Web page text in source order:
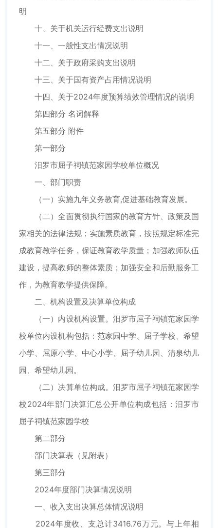
明
十、关于机关运行经费支出说明
十一、一般性支出情况说明
十二、关于政府采购支出说明
十三、关于国有资产占用情况说明
十四、关于2024年度预算绩效管理情况的说明
第四部分 名词解释
第五部分 附件
第一部分
汨罗市屈子祠镇范家园学校单位概况
一、部门职责
（一）实施九年义务教育,促进基础教育发展。
（二）全面贯彻执行国家的教育方针、政策及国
家相关的法律法规；实施素质教育，按照规定标准完
成教育教学任务，保证教育教学质量；加强教师队伍
建设，提高教师的整体素质；加强安全和后勤服务工
作，为教育教学提供保障。
二、机构设置及决算单位构成
（一）内设机构设置。汨罗市屈子祠镇范家园学
校单位内设机构包括：范家园中学、屈子学校、希望
小学、屈原小学、中心小学、屈子幼儿园、清泉幼儿
园、希望幼儿园。
（二）决算单位构成。汨罗市屈子祠镇范家园学
校2024年部门决算汇总公开单位构成包括：汨罗市
屈子祠镇范家园学校
第二部分
部门决算表（见附表）
第三部分
2024年度部门决算情况说明
一、收入支出决算总体情况说明
2024年度收、支总计3416.76万元。与上年相